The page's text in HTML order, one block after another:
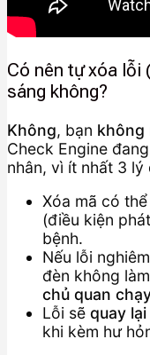
Có nên tự xóa lỗi
sáng không?
Không, bạn không
Check Engine
nhân, vì ít nhất 3 lý
Xóa mã có thể
(điều kiện
bệnh.
Nếu lỗi
đèn không
chủ quan
Lỗi sẽ quay lại
khi kèm hư